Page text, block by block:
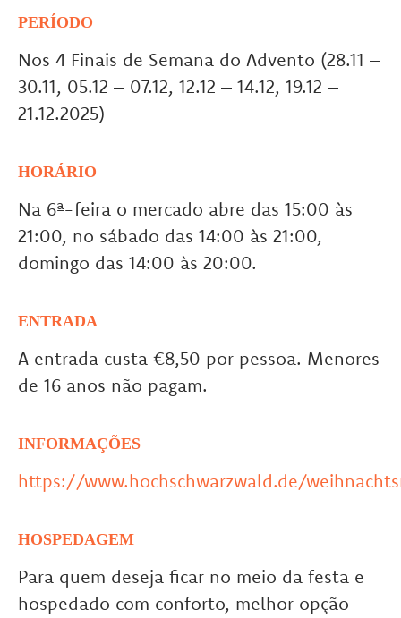
PERÍODO
Nos 4 Finais de Semana do Advento (28.11 –
30.11, 05.12 – 07.12, 12.12 – 14.12, 19.12 –
21.12.2025)
HORÁRIO
Na 6ª-feira o mercado abre das 15:00 às
21:00, no sábado das 14:00 às 21:00,
domingo das 14:00 às 20:00.
ENTRADA
A entrada custa €8,50 por pessoa. Menores
de 16 anos não pagam.
INFORMAÇÕES
https://www.hochschwarzwald.de/
HOSPEDAGEM
Para quem deseja ficar no meio da festa e
hospedado com conforto, melhor opção